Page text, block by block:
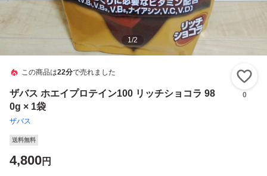
1/2
この商品は22分で売れました
ザバス ホエイプロテイン100 リッチショコラ 98
0g × 1袋
ザバス
0
送料無料
4,800円